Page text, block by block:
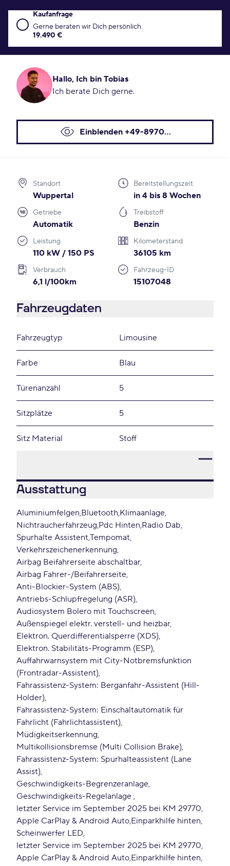
Kaufanfrage Konditionen
Kaufanfrage
Gerne beraten wir Dich persönlich.
19.490 €
Hallo, Ich bin Tobias
Ich berate Dich gerne.
Einblenden +49-8970...
Standort
Wuppertal
Bereitstellungszeit
in 4 bis 8 Wochen
Getriebe
Automatik
Treibstoff
Benzin
Leistung
110 kW / 150 PS
Kilometerstand
36105 km
Verbrauch
6,1 l/100km
Fahrzeug-ID
15107048
Fahrzeugdaten
Fahrzeugtyp Limousine
Farbe Blau
Türenanzahl 5
Sitzplätze 5
Sitz Material Stoff
Ausstattung
Aluminiumfelgen Bluetooth Klimaanlage
Nichtraucherfahrzeug Pdc Hinten Radio Dab
Spurhalte AssistentTempomat
Verkehrszeichenerkennung
Airbag Beifahrerseite abschaltbar
Airbag Fahrer-/Beifahrerseite
Anti-Blockier-System (ABS)
Antriebs-Schlupfregelung (ASR)
Audiosystem Bolero mit Touchscreen
Außenspiegel elektr. verstell- und heizbar
Elektron. Querdifferentialsperre (XDS)
Elektron. Stabilitäts-Programm (ESP)
Auffahrwarnsystem mit City-Notbremsfunktion
(Frontradar-Assistent)
Fahrassistenz-System: Berganfahr-Assistent (Hill-
Holder)
Fahrassistenz-System: Einschaltautomatik für
Fahrlicht (Fahrlichtassistent)
Müdigkeitserkennung
Multikollisionsbremse (Multi Collision Brake)
Fahrassistenz-System: Spurhalteassistent (Lane
Assist)
Geschwindigkeits-Begrenzeranlage
Geschwindigkeits-Regelanlage
letzter Service im September 2025 bei KM 29770
Apple CarPlay & Android Auto Einparkhilfe hinten
Scheinwerfer LED
letzter Service im September 2025 bei KM 29770
Apple CarPlay & Android Auto Einparkhilfe hinten